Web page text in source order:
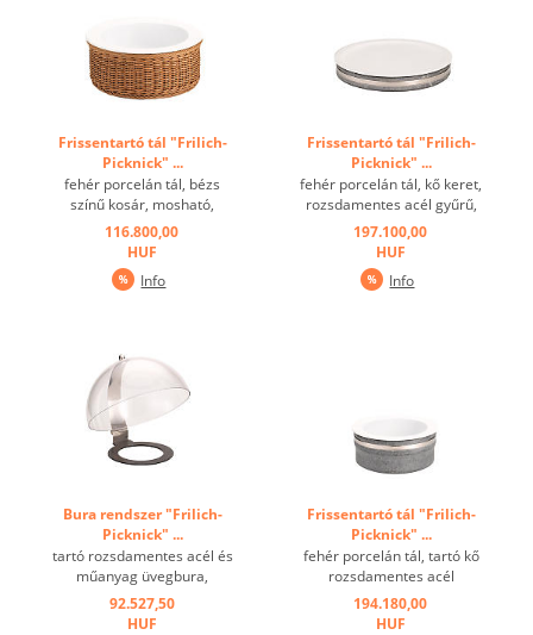
Frissentartó tál "Frilich-
Picknick" ...
fehér porcelán tál, bézs
színű kosár, mosható,
szigetelt betét, hűtőakku ...
116.800,00
HUF
Info
Frissentartó tál "Frilich-
Picknick" ...
fehér porcelán tál, kő keret,
rozsdamentes acél gyűrű,
szigetelt betét, hűtőakku ...
197.100,00
HUF
Info
Bura rendszer "Frilich-
Picknick" ...
tartó rozsdamentes acél és
műanyag üvegbura,
rozsdamentes acél
fogantyú ...
92.527,50
HUF
Frissentartó tál "Frilich-
Picknick" ...
fehér porcelán tál, tartó kő
rozsdamentes acél
gyűrűvel, szigetelt betét,
hűtőakku ...
194.180,00
HUF